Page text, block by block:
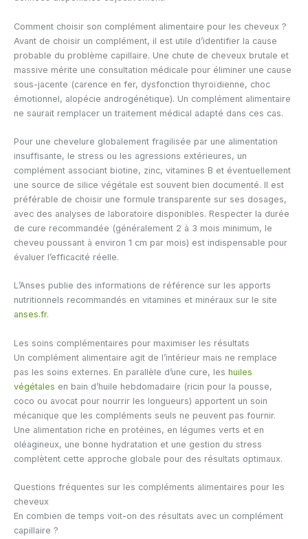
Comment choisir son complément alimentaire pour les cheveux ?
Avant de choisir un complément, il est utile d’identifier la cause
probable du problème capillaire. Une chute de cheveux brutale et
massive mérite une consultation médicale pour éliminer une cause
sous-jacente (carence en fer, dysfonction thyroïdienne, choc
émotionnel, alopécie androgénétique). Un complément alimentaire
ne saurait remplacer un traitement médical adapté dans ces cas.
Pour une chevelure globalement fragilisée par une alimentation
insuffisante, le stress ou les agressions extérieures, un
complément associant biotine, zinc, vitamines B et éventuellement
une source de silice végétale est souvent bien documenté. Il est
préférable de choisir une formule transparente sur ses dosages,
avec des analyses de laboratoire disponibles. Respecter la durée
de cure recommandée (généralement 2 à 3 mois minimum, le
cheveu poussant à environ 1 cm par mois) est indispensable pour
évaluer l’efficacité réelle.
L’Anses publie des informations de référence sur les apports
nutritionnels recommandés en vitamines et minéraux sur le site
anses.fr.
Les soins complémentaires pour maximiser les résultats
Un complément alimentaire agit de l’intérieur mais ne remplace
pas les soins externes. En parallèle d’une cure, les huiles
végétales en bain d’huile hebdomadaire (ricin pour la pousse,
coco ou avocat pour nourrir les longueurs) apportent un soin
mécanique que les compléments seuls ne peuvent pas fournir.
Une alimentation riche en protéines, en légumes verts et en
oléagineux, une bonne hydratation et une gestion du stress
complètent cette approche globale pour des résultats optimaux.
Questions fréquentes sur les compléments alimentaires pour les
cheveux
En combien de temps voit-on des résultats avec un complément
capillaire ?